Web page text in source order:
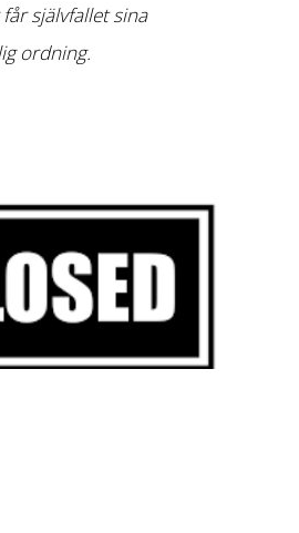
självfallet sina
ordning.